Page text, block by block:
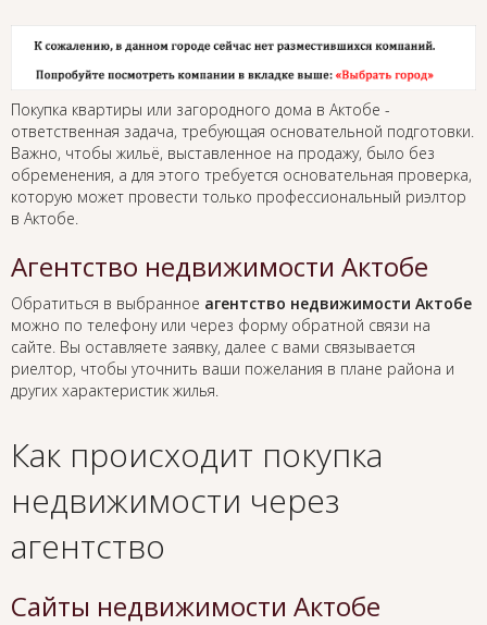
Покупка квартиры или загородного дома в Актобе -
ответственная задача, требующая основательной подготовки.
Важно, чтобы жильё, выставленное на продажу, было без
обременения, а для этого требуется основательная проверка,
которую может провести только профессиональный риэлтор
в Актобе.
Агентство недвижимости Актобе
Обратиться в выбранное агентство недвижимости Актобе
можно по телефону или через форму обратной связи на
сайте. Вы оставляете заявку, далее с вами связывается
риелтор, чтобы уточнить ваши пожелания в плане района и
других характеристик жилья.
Как происходит покупка
недвижимости через
агентство
Сайты недвижимости Актобе